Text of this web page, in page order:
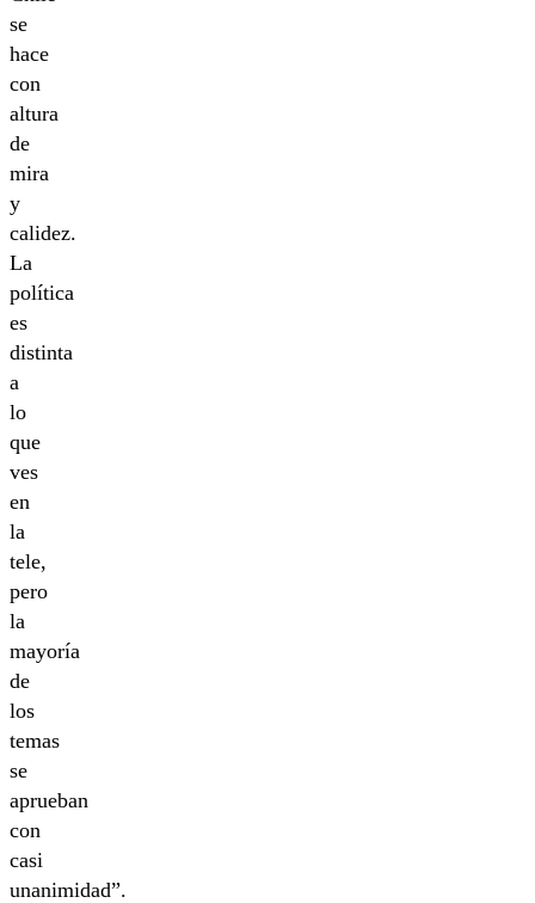
se
hace
con
altura
de
mira
y
calidez.
La
política
es
distinta
a
lo
que
ves
en
la
tele,
pero
la
mayoría
de
los
temas
se
aprueban
con
casi
unanimidad”.